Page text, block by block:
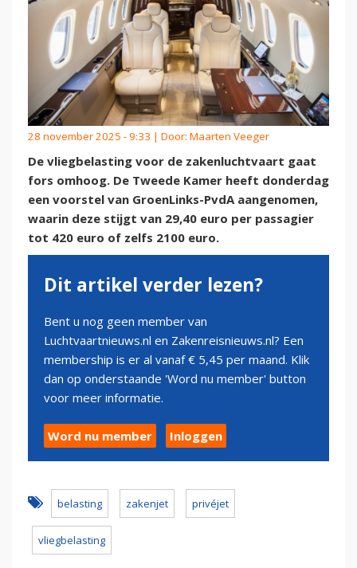
28 november 2025 - 9:33 | Door: Maarten Veeger
De vliegbelasting voor de zakenluchtvaart gaat
fors omhoog. De Tweede Kamer heeft donderdag
een voorstel van GroenLinks-PvdA aangenomen,
waarin deze stijgt van 29,40 euro per passagier
tot 420 euro of zelfs 2100 euro.
Dit artikel verder lezen?
Bent u nog geen member van
Luchtvaartnieuws.nl en Zakenreisnieuws.nl? Een
membership is er al vanaf € 5,45 per maand. Klik
dan op onderstaande 'Word nu member' button
voor meer informatie.
Word nu member Inloggen
belasting zakenjet privéjet
vliegbelasting